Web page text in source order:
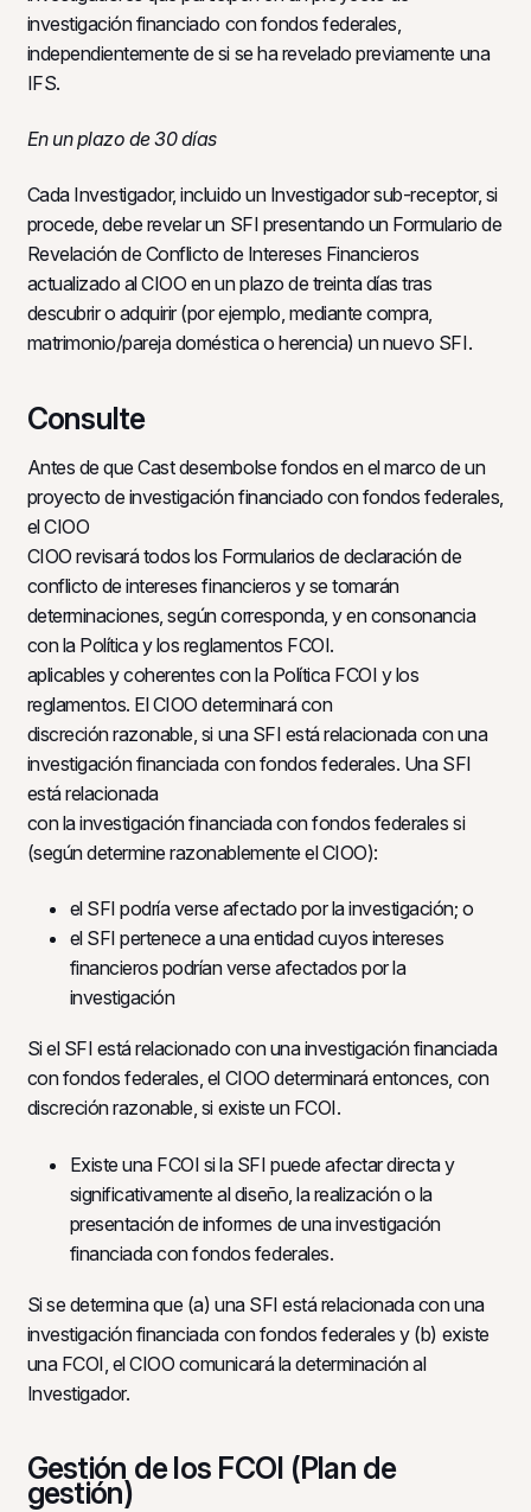
investigación financiado con fondos federales,
independientemente de si se ha revelado previamente una
IFS.
En un plazo de 30 días
Cada Investigador, incluido un Investigador sub-receptor, si
procede, debe revelar un SFI presentando un Formulario de
Revelación de Conflicto de Intereses Financieros
actualizado al CIOO en un plazo de treinta días tras
descubrir o adquirir (por ejemplo, mediante compra,
matrimonio/pareja doméstica o herencia) un nuevo SFI.
Consulte
Antes de que Cast desembolse fondos en el marco de un
proyecto de investigación financiado con fondos federales,
el CIOO
CIOO revisará todos los Formularios de declaración de
conflicto de intereses financieros y se tomarán
determinaciones, según corresponda, y en consonancia
con la Política y los reglamentos FCOI.
aplicables y coherentes con la Política FCOI y los
reglamentos. El CIOO determinará con
discreción razonable, si una SFI está relacionada con una
investigación financiada con fondos federales. Una SFI
está relacionada
con la investigación financiada con fondos federales si
(según determine razonablemente el CIOO):
el SFI podría verse afectado por la investigación; o
el SFI pertenece a una entidad cuyos intereses
financieros podrían verse afectados por la
investigación
Si el SFI está relacionado con una investigación financiada
con fondos federales, el CIOO determinará entonces, con
discreción razonable, si existe un FCOI.
Existe una FCOI si la SFI puede afectar directa y
significativamente al diseño, la realización o la
presentación de informes de una investigación
financiada con fondos federales.
Si se determina que (a) una SFI está relacionada con una
investigación financiada con fondos federales y (b) existe
una FCOI, el CIOO comunicará la determinación al
Investigador.
Gestión de los FCOI (Plan de
gestión)